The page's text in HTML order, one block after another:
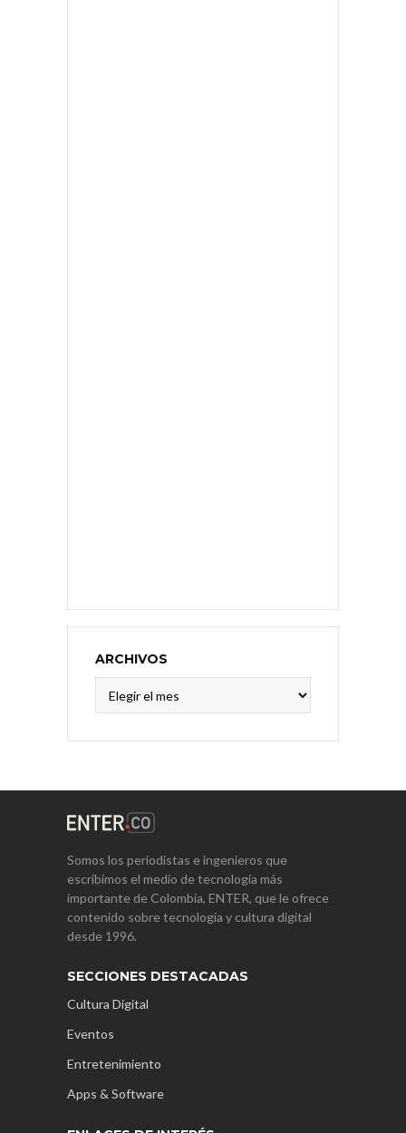
ARCHIVOS
Somos los periodistas e ingenieros que
escribimos el medio de tecnología más
importante de Colombia, ENTER, que le ofrece
contenido sobre tecnología y cultura digital
desde 1996.
SECCIONES DESTACADAS
Cultura Digital
Eventos
Entretenimiento
Apps & Software